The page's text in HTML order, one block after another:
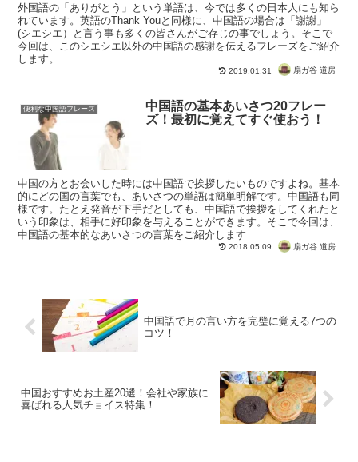
外国語の「ありがとう」という単語は、今では多くの日本人にも知ら
れています。英語のThank Youと同様に、中国語の場合は「謝謝」
(シエシエ）と言う事も多くの皆さんがご存じの事でしょう。そこで
今回は、このシエシエ以外の中国語の感謝を伝えるフレーズをご紹介
します。
2019.01.31 扇ガ谷 道房
便利な中国語フレーズ
中国語の基本あいさつ20フレー
ズ！最初に覚えてすぐ使おう！
中国の方とお会いした時には中国語で挨拶したいものですよね。基本
的にどの国の言葉でも、あいさつの単語は簡単明解です。中国語も同
様です。たとえ発音が下手だとしても、中国語で挨拶をしてくれたと
いう印象は、相手に好印象を与えることができます。そこで今回は、
中国語の基本的なあいさつの言葉をご紹介します
2018.05.09 扇ガ谷 道房
中国語で月の言い方を完璧に覚える7つの
コツ！
中国おすすめお土産20選！会社や家族に
喜ばれる人気チョイス特集！